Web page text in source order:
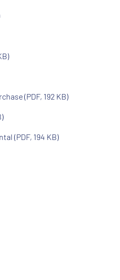
(PDF, 192 KB)
(PDF, 194 KB)